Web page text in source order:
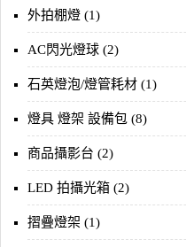
外拍棚燈 (1)
AC閃光燈球 (2)
石英燈泡/燈管耗材 (1)
燈具 燈架 設備包 (8)
商品攝影台 (2)
LED 拍攝光箱 (2)
摺疊燈架 (1)